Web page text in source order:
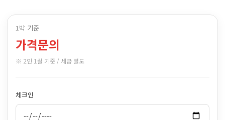
1박 기준
가격문의
※ 2인 1실 기준 / 세금 별도
체크인